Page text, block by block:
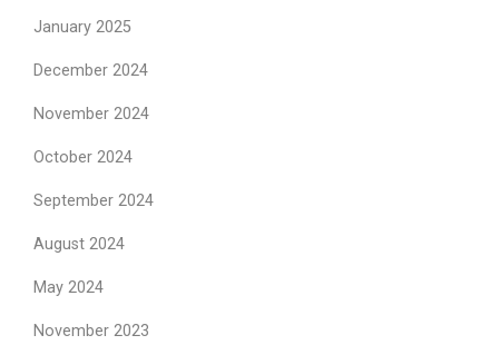
January 2025
December 2024
November 2024
October 2024
September 2024
August 2024
May 2024
November 2023